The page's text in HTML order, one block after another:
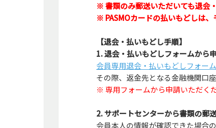
※ 書類のみ郵送いただいても退会
※ PASMOカードの払いもどしは
【退会・払いもどし手順】
1. 退会・払いもどしフォームから
会員専用退会・払いもどしフォーム
その際、返金先となる金融機関口
※ 専用フォームから申請いただく
2. サポートセンターから書類の郵
会員本人の情報が確認できた場合